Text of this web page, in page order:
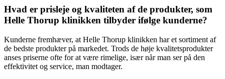
Hvad er prisleje og kvaliteten af de produkter, som
Helle Thorup klinikken tilbyder ifølge kunderne?
Kunderne fremhæver, at Helle Thorup klinikken har et sortiment af
de bedste produkter på markedet. Trods de høje kvalitetsprodukter
anses priserne ofte for at være rimelige, især når man ser på den
effektivitet og service, man modtager.